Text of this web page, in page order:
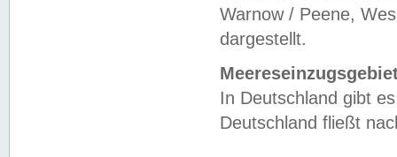
Warnow / Peene,
dargestellt.
In Deutschland gibt
Deutschland fließt